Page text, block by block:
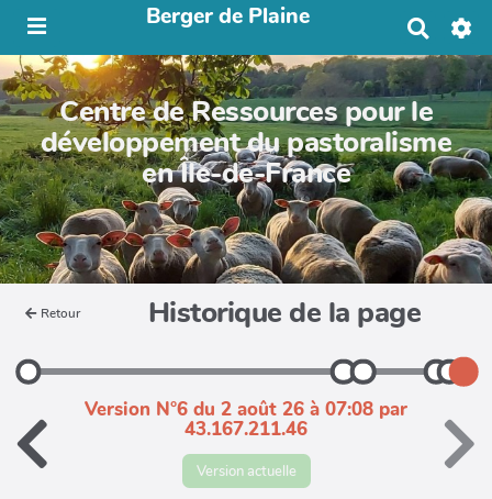
Berger de Plaine
h
e
r
c
h
e
r
Centre de Ressources pour le
développement du pastoralisme
en Île-de-France
Retour Historique de la page
Version N°6 du 2 août 26 à 07:08 par
43.167.211.46
Version actuelle